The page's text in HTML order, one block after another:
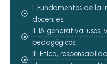
I. Fundamentos de la
docentes.
II. IA generativa:
pedagógicos.
III. Ética,